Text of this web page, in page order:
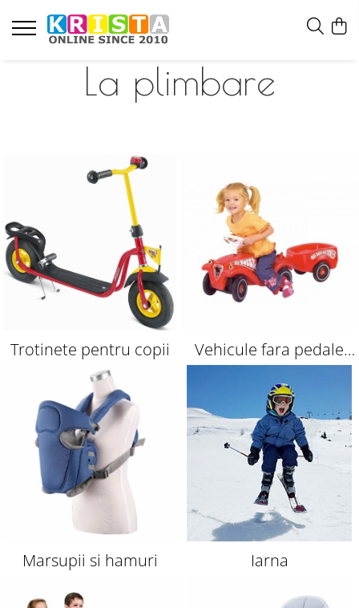
La plimbare
Trotinete pentru copii
Vehicule fara pedale
copii
Marsupii si hamuri Iarna